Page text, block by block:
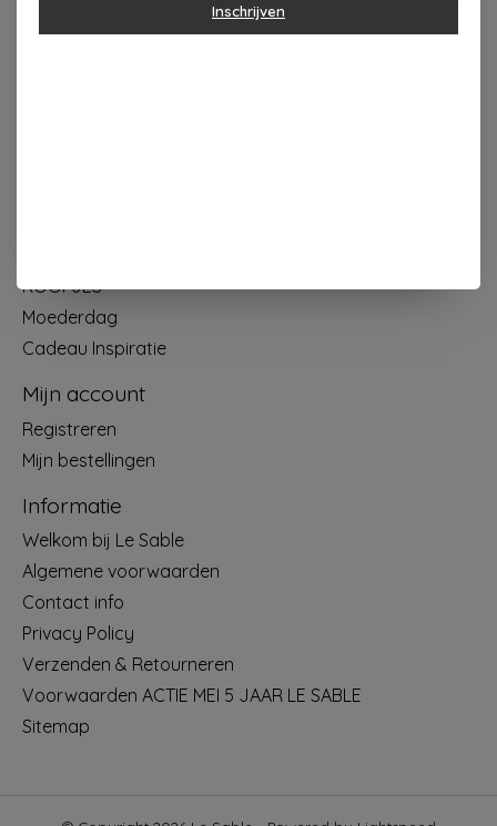
Categorieën
KOOPJES
Moederdag
Cadeau Inspiratie
Mijn account
Registreren
Mijn bestellingen
Informatie
Welkom bij Le Sable
Algemene voorwaarden
Contact info
Privacy Policy
Verzenden & Retourneren
Voorwaarden ACTIE MEI 5 JAAR LE SABLE
Sitemap
Inschrijven